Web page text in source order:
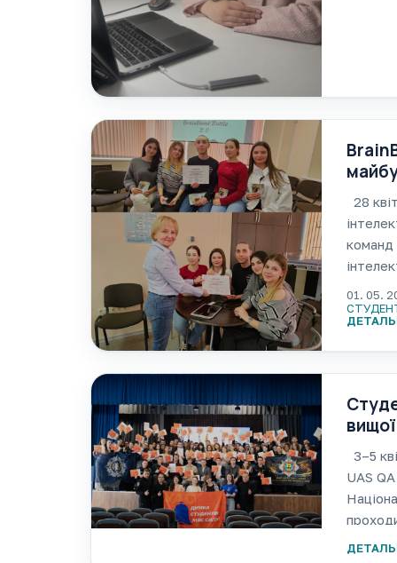
28
команд
01. 05.
3–5
UAS
справ